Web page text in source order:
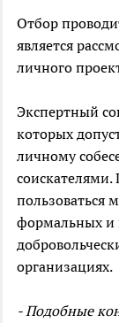
Отбор
является
личного
Экспертный
которых
личному
пользоваться
формальных и
организациях.
- Подобные